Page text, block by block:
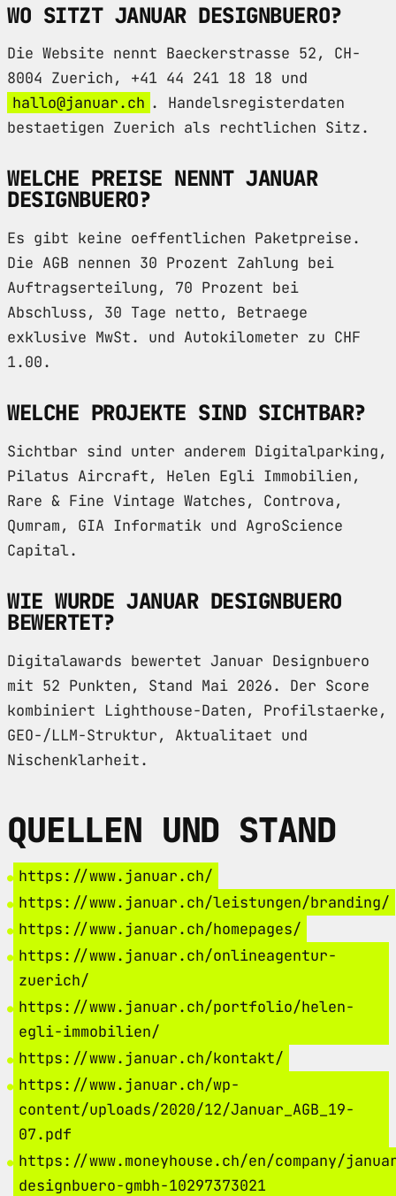
WO SITZT JANUAR DESIGNBUERO?
Die Website nennt Baeckerstrasse 52, CH-
8004 Zuerich, +41 44 241 18 18 und
hallo@januar.ch . Handelsregisterdaten
bestaetigen Zuerich als rechtlichen Sitz.
WELCHE PREISE NENNT JANUAR
DESIGNBUERO?
Es gibt keine oeffentlichen Paketpreise.
Die AGB nennen 30 Prozent Zahlung bei
Auftragserteilung, 70 Prozent bei
Abschluss, 30 Tage netto, Betraege
exklusive MwSt. und Autokilometer zu CHF
1.00.
WELCHE PROJEKTE SIND SICHTBAR?
Sichtbar sind unter anderem Digitalparking,
Pilatus Aircraft, Helen Egli Immobilien,
Rare & Fine Vintage Watches, Controva,
Qumram, GIA Informatik und AgroScience
Capital.
WIE WURDE JANUAR DESIGNBUERO
BEWERTET?
Digitalawards bewertet Januar Designbuero
mit 52 Punkten, Stand Mai 2026. Der Score
kombiniert Lighthouse-Daten, Profilstaerke,
GEO-/LLM-Struktur, Aktualitaet und
Nischenklarheit.
QUELLEN UND STAND
https://www.januar.ch/
https://www.januar.ch/leistungen/branding/
https://www.januar.ch/homepages/
https://www.januar.ch/onlineagentur-
zuerich/
https://www.januar.ch/portfolio/helen-
egli-immobilien/
https://www.januar.ch/kontakt/
https://www.januar.ch/wp-
content/uploads/2020/12/Januar_AGB_19-
07.pdf
https://www.moneyhouse.ch/en/company/
designbuero-gmbh-10297373021